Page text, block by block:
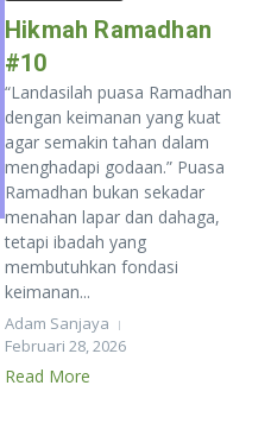
Hikmah Ramadhan
#10
“Landasilah puasa Ramadhan
dengan keimanan yang kuat
agar semakin tahan dalam
menghadapi godaan.” Puasa
Ramadhan bukan sekadar
menahan lapar dan dahaga,
tetapi ibadah yang
membutuhkan fondasi
keimanan...
Adam Sanjaya
Februari 28, 2026
Read More